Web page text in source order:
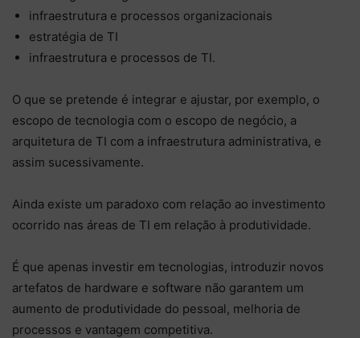
infraestrutura e processos organizacionais
estratégia de TI
infraestrutura e processos de TI.
O que se pretende é integrar e ajustar, por exemplo, o
escopo de tecnologia com o escopo de negócio, a
arquitetura de TI com a infraestrutura administrativa, e
assim sucessivamente.
Ainda existe um paradoxo com relação ao investimento
ocorrido nas áreas de TI em relação à produtividade.
É que apenas investir em tecnologias, introduzir novos
artefatos de hardware e software não garantem um
aumento de produtividade do pessoal, melhoria de
processos e vantagem competitiva.